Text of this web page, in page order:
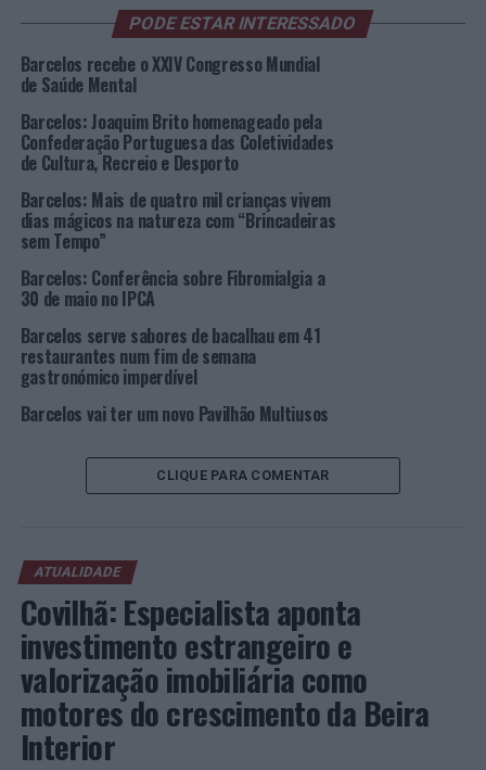
By the River | Barcelos Sunset 2024”, poderá ouvir
diversos estilos musicais, contando com músicos de
Barcelos e da região, bem como com a participação
especial dos jovens que participaram no evento da Casa
da Juventude – Arte em Movimento, garantindo “que a
festa nunca para e a energia está sempre em alta em
todas as horas douradas”, afirma o Município.
Programação completa:
5 de julho:
Demure | Arte em Movimento
Jasmin
12 de julho:
Birds Are Inside
Tiago Cruz
19 de julho:
Caravana | Arte em Movimento
PODE ESTAR INTERESSADO
Barcelos recebe o XXIV Congresso Mundial
de Saúde Mental
Barcelos: Joaquim Brito homenageado pela
Confederação Portuguesa das Coletividades
de Cultura, Recreio e Desporto
Barcelos: Mais de quatro mil crianças vivem
dias mágicos na natureza com “Brincadeiras
sem Tempo”
Barcelos: Conferência sobre Fibromialgia a
30 de maio no IPCA
Barcelos serve sabores de bacalhau em 41
restaurantes num fim de semana
gastronómico imperdível
Barcelos vai ter um novo Pavilhão Multiusos
CLIQUE PARA COMENTAR
ATUALIDADE
Covilhã: Especialista aponta
investimento estrangeiro e
valorização imobiliária como
motores do crescimento da Beira
Interior